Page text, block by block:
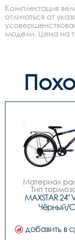
Комплектация
отличаться от
модели. Цена на
Материал
Тип
Диаметр
Размеры		16"
Количество
Задний
MAXSTAR 24"
Чёрный/
добавить в